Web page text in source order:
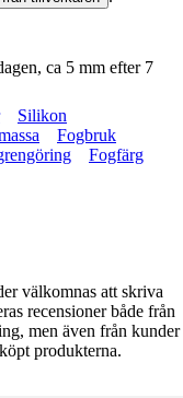
ca 5 mm efter 7
Silikon
Fogbruk
Fogfärg
välkomnas att skriva
recensioner både från
men även från kunder
produkterna.